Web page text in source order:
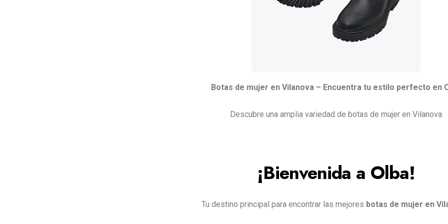
Botas de mujer en Vilanova – Encuentra tu estilo perfecto en
Descubre una amplia variedad de botas de mujer en Vilanova
¡Bienvenida a Olba!
Tu destino principal para encontrar las mejores botas de mujer en